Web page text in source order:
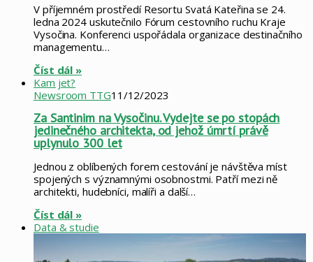
V příjemném prostředí Resortu Svatá Kateřina se 24.
ledna 2024 uskutečnilo Fórum cestovního ruchu Kraje
Vysočina. Konferenci uspořádala organizace destinačního
managementu…
Číst dál »
Kam jet?
Newsroom TTG11/12/2023
Za Santinim na Vysočinu. Vydejte se po stopách
jedinečného architekta, od jehož úmrtí právě
uplynulo 300 let
Jednou z oblíbených forem cestování je návštěva míst
spojených s významnými osobnostmi. Patří mezi ně
architekti, hudebníci, malíři a další…
Číst dál »
Data & studie